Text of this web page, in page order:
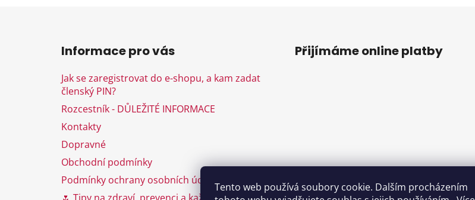
Tento web používá soubory cookie. Dalším procházením
Informace pro vás
Jak se zaregistrovat do e-shopu, a kam zadat
členský PIN?
Rozcestník - DŮLEŽITÉ INFORMACE
Kontakty
Dopravné
Obchodní podmínky
Podmínky ochrany osobních údajů
Přijímáme online platby